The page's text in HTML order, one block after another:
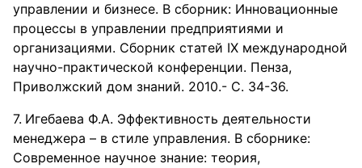
управлении и бизнесе. В сборник: Инновационные
процессы в управлении предприятиями и
организациями. Сборник статей IX международной
научно-практической конференции. Пенза,
Приволжский дом знаний. 2010.- С. 34-36.
Игебаева Ф.А. Эффективность деятельности
менеджера – в стиле управления. В сборнике:
Современное научное знание: теория,